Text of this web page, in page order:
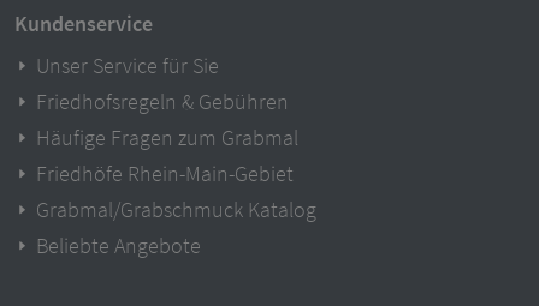
Kundenservice
Unser Service für Sie
Friedhofsregeln & Gebühren
Häufige Fragen zum Grabmal
Friedhöfe Rhein-Main-Gebiet
Grabmal/Grabschmuck Katalog
Beliebte Angebote